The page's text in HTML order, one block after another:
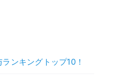
ンキングトップ10！